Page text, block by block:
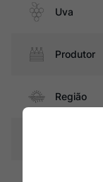
Uva
Produtor
Região